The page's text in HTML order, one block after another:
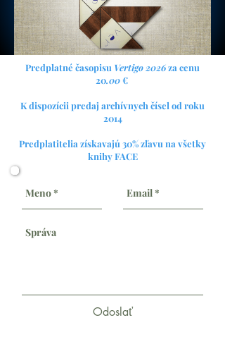
Predplatné časopisu Vertigo 2026za cenu
20.00€
K dispozícii predaj archívnych čísel od roku
2014
Predplatitelia získavajú 30% zľavu na všetky
knihy FACE​
Odoslať